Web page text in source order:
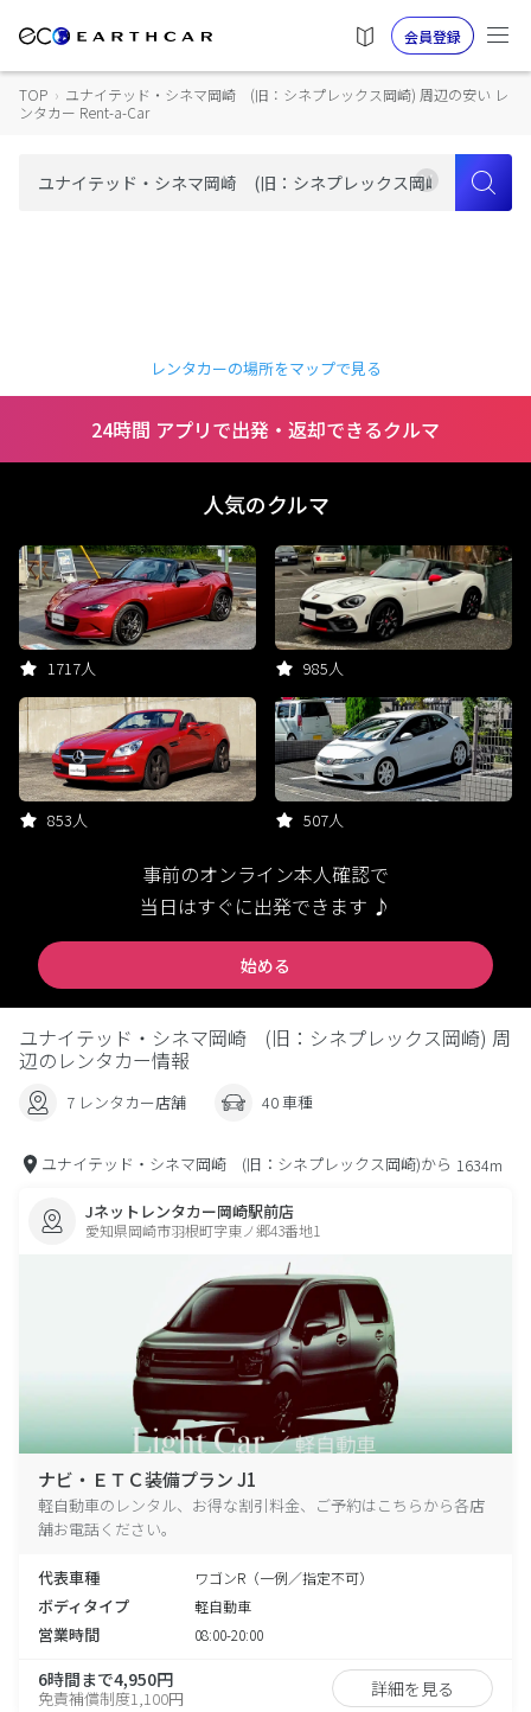
会員登録
TOP › ユナイテッド・シネマ岡崎 (旧：シネプレックス岡崎) 周辺の安い レ
ンタカー Rent-a-Car
レンタカーの場所をマップで見る
24時間 アプリで出発・返却できるクルマ
人気のクルマ
1717人 985人
853人 507人
事前のオンライン本人確認で
当日はすぐに出発できます ♪
始める
ユナイテッド・シネマ岡崎 (旧：シネプレックス岡崎) 周
辺のレンタカー情報
7 レンタカー店舗 40 車種
ユナイテッド・シネマ岡崎 (旧：シネプレックス岡崎)から 1634m
Jネットレンタカー岡崎駅前店
愛知県岡崎市羽根町字東ノ郷43番地1
ナビ・ＥＴＣ装備プラン J1
軽自動車のレンタル、お得な割引料金、ご予約はこちらから各店
舗お電話ください。
代表車種 ワゴンR（一例／指定不可）
ボディタイプ 軽自動車
営業時間 08:00-20:00
6時間まで4,950円
免責補償制度1,100円 詳細を見る